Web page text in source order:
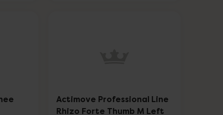
Actimove Professional Line
Rhizo Forte Thumb M Left